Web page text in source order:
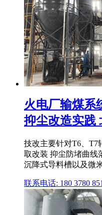
火电厂输煤系
抑尘改造实践
技改主要针对T6、T7
取改装 抑尘防堵曲线
沉降式导料槽以及微
联系电话: 180 3780